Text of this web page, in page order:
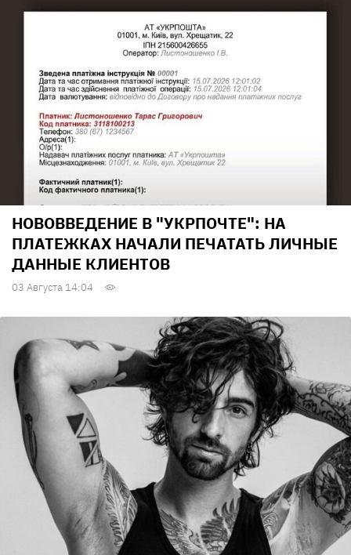
НОВОВВЕДЕНИЕ В "УКРПОЧТЕ": НА
ПЛАТЕЖКАХ НАЧАЛИ ПЕЧАТАТЬ ЛИЧНЫЕ
ДАННЫЕ КЛИЕНТОВ
03 Августа 14:04